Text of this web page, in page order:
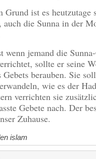
Grund ist es heutzutage
auch die Sunna in der
wenn jemand die
sollte er seine
Gebets berauben. Sie
wie es der
verrichten sie
Gebete nach. Der
Zuhause.
islam